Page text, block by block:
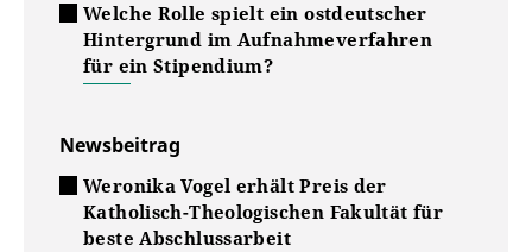
Welche Rolle spielt ein ostdeutscher
Hintergrund im Aufnahmeverfahren
für ein Stipendium?
Newsbeitrag
Weronika Vogel erhält Preis der
Katholisch-Theologischen Fakultät für
beste Abschlussarbeit